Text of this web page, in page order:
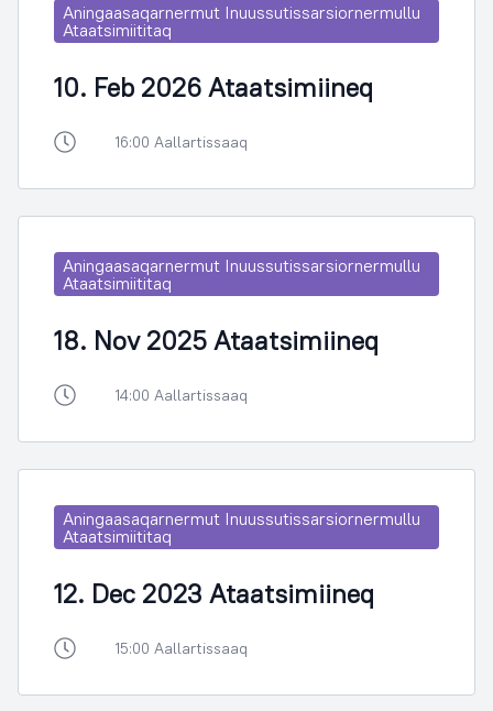
Aningaasaqarnermut Inuussutissarsiornermullu
Ataatsimiititaq
10. Feb 2026 Ataatsimiineq
16:00 Aallartissaaq
Aningaasaqarnermut Inuussutissarsiornermullu
Ataatsimiititaq
18. Nov 2025 Ataatsimiineq
14:00 Aallartissaaq
Aningaasaqarnermut Inuussutissarsiornermullu
Ataatsimiititaq
12. Dec 2023 Ataatsimiineq
15:00 Aallartissaaq